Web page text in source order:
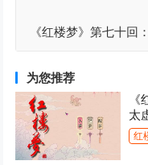
《红楼梦》第七十
为您推荐
太
红